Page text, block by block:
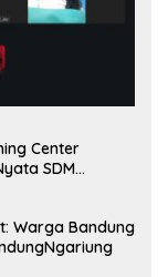
Center
SDM
Warga Bandung